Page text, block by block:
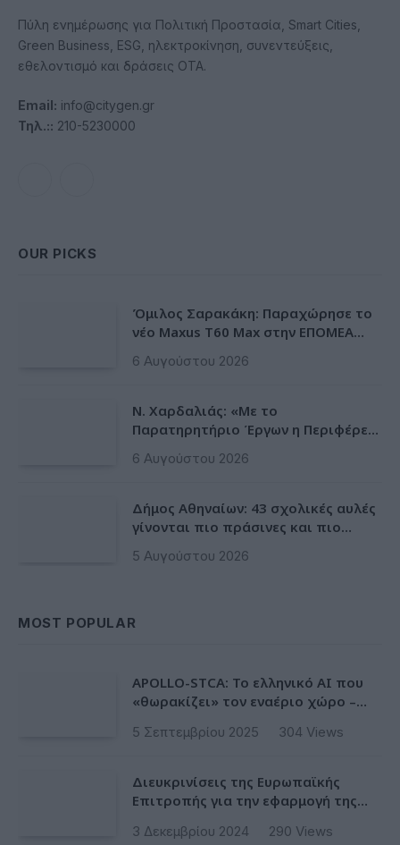
Πύλη ενημέρωσης για Πολιτική Προστασία, Smart Cities,
Green Business, ESG, ηλεκτροκίνηση, συνεντεύξεις,
εθελοντισμό και δράσεις ΟΤΑ.
Email: info@citygen.gr
Τηλ.:: 210-5230000
OUR PICKS
Όμιλος Σαρακάκη: Παραχώρησε το
νέο Maxus T60 Max στην ΕΠΟΜΕΑ
6 Αυγούστου 2026
Ν. Χαρδαλιάς: «Με το
Παρατηρητήριο Έργων η Περιφέρεια
ψηφιακό εργαλείο λογοδοσίας»
6 Αυγούστου 2026
Δήμος Αθηναίων: 43 σχολικές αυλές
γίνονται πιο πράσινες και πιο
5 Αυγούστου 2026
MOST POPULAR
APOLLO-STCA: Το ελληνικό AI που
«θωρακίζει» τον εναέριο χώρο –
αεροδρόμια
5 Σεπτεμβρίου 2025 304 Views
Διευκρινίσεις της Ευρωπαϊκής
Επιτροπής για την εφαρμογή της
3 Δεκεμβρίου 2024 290 Views